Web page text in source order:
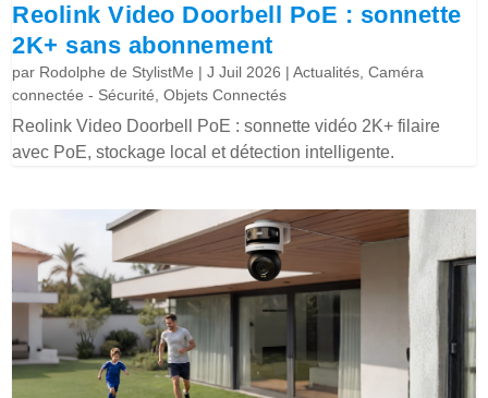
Reolink Video Doorbell PoE : sonnette
2K+ sans abonnement
par Rodolphe de StylistMe |J Juil 2026 |Actualités,Caméra
connectée - Sécurité,Objets Connectés
Reolink Video Doorbell PoE : sonnette vidéo 2K+ filaire
avec PoE, stockage local et détection intelligente.